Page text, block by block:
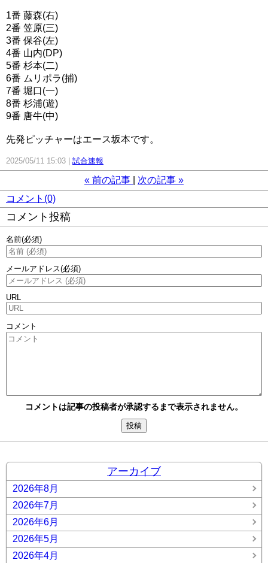
1番 藤森(右)
2番 笠原(三)
3番 保谷(左)
4番 山内(DP)
5番 杉本(二)
6番 ムリポラ(捕)
7番 堀口(一)
8番 杉浦(遊)
9番 唐牛(中)
先発ピッチャーはエース坂本です。
2025/05/11 15:03 試合速報
« 前の記事 次の記事 »
コメント(0)
コメント投稿
名前(必須)
メールアドレス(必須)
URL
コメント
コメントは記事の投稿者が承認するまで表示されません。
アーカイブ
2026年8月
2026年7月
2026年6月
2026年5月
2026年4月